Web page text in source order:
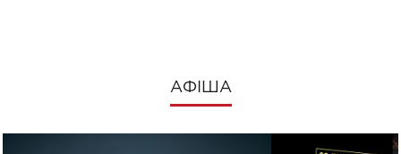
АФІША